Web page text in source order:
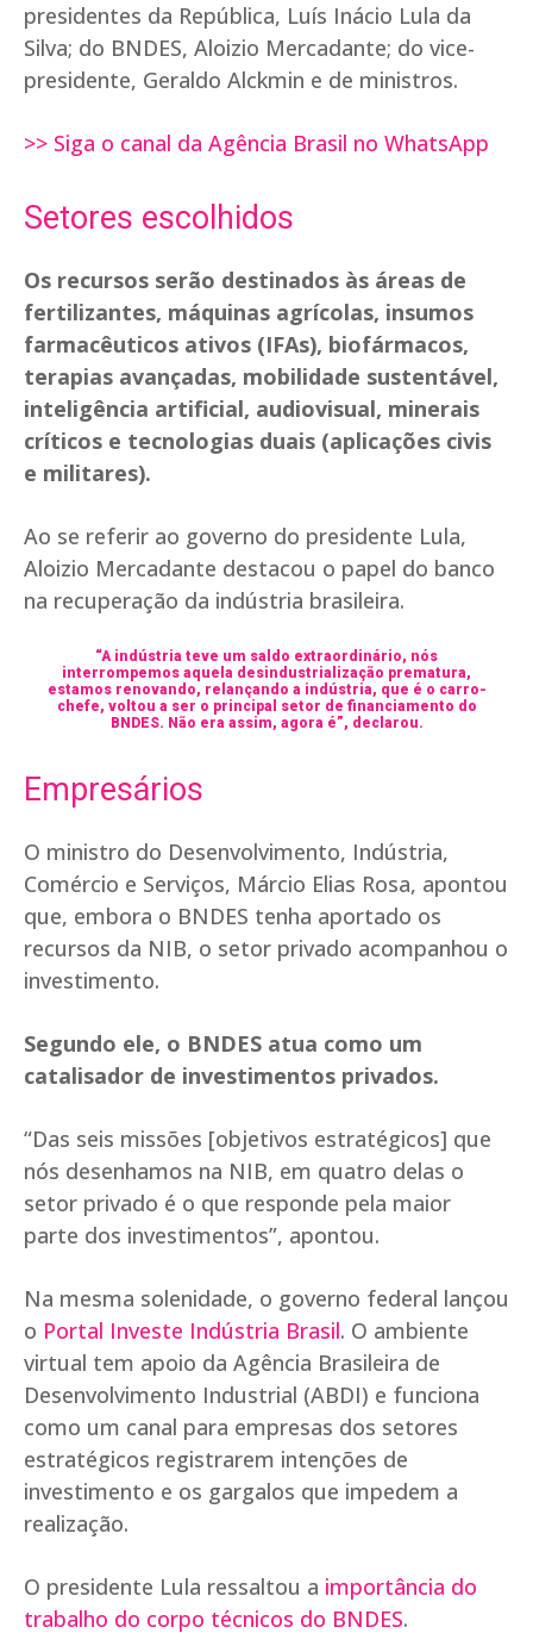
presidentes da República, Luís Inácio Lula da
Silva; do BNDES, Aloizio Mercadante; do vice-
presidente, Geraldo Alckmin e de ministros.
>> Siga o canal da Agência Brasil no WhatsApp
Setores escolhidos
Os recursos serão destinados às áreas de
fertilizantes, máquinas agrícolas, insumos
farmacêuticos ativos (IFAs), biofármacos,
terapias avançadas, mobilidade sustentável,
inteligência artificial, audiovisual, minerais
críticos e tecnologias duais (aplicações civis
e militares).
Ao se referir ao governo do presidente Lula,
Aloizio Mercadante destacou o papel do banco
na recuperação da indústria brasileira.
“A indústria teve um saldo extraordinário, nós
interrompemos aquela desindustrialização prematura,
estamos renovando, relançando a indústria, que é o carro-
chefe, voltou a ser o principal setor de financiamento do
BNDES. Não era assim, agora é”, declarou.
Empresários
O ministro do Desenvolvimento, Indústria,
Comércio e Serviços, Márcio Elias Rosa, apontou
que, embora o BNDES tenha aportado os
recursos da NIB, o setor privado acompanhou o
investimento.
Segundo ele, o BNDES atua como um
catalisador de investimentos privados.
“Das seis missões [objetivos estratégicos] que
nós desenhamos na NIB, em quatro delas o
setor privado é o que responde pela maior
parte dos investimentos”, apontou.
Na mesma solenidade, o governo federal lançou
o Portal Investe Indústria Brasil. O ambiente
virtual tem apoio da Agência Brasileira de
Desenvolvimento Industrial (ABDI) e funciona
como um canal para empresas dos setores
estratégicos registrarem intenções de
investimento e os gargalos que impedem a
realização.
O presidente Lula ressaltou a importância do
trabalho do corpo técnicos do BNDES.